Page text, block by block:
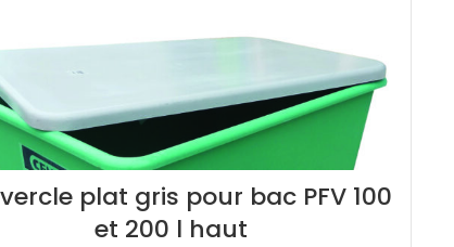
plat gris pour bac PFV 100
et 200 l haut